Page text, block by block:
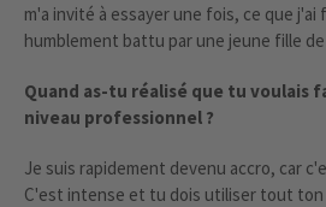
m'a invité à essayer une fois, ce que
humblement battu par une jeune fille de
Quand as-tu réalisé que tu voulais
niveau professionnel ?
Je suis rapidement devenu accro, car
C'est intense et tu dois utiliser tout